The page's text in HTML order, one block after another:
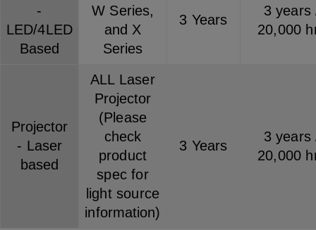
-
LED/4LED
Based
W Series,
and X
Series
3 Years
3 years
20,000
Projector
- Laser
based
ALL Laser
Projector
(Please
check
product
spec for
light source
information)
3 Years
3 years
20,000